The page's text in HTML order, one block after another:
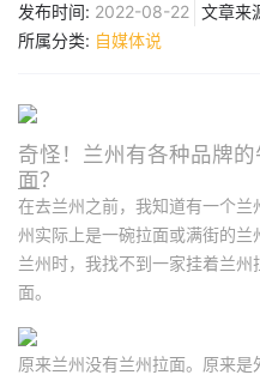
发布时间: 2022-08-22 文章来
所属分类: 自媒体说
奇怪！兰州有各种品牌
面？
在去兰州之前，我知道有一个
州实际上是一碗拉面或满街的
兰州时，我找不到一家挂着兰
面。
原来兰州没有兰州拉面。原来